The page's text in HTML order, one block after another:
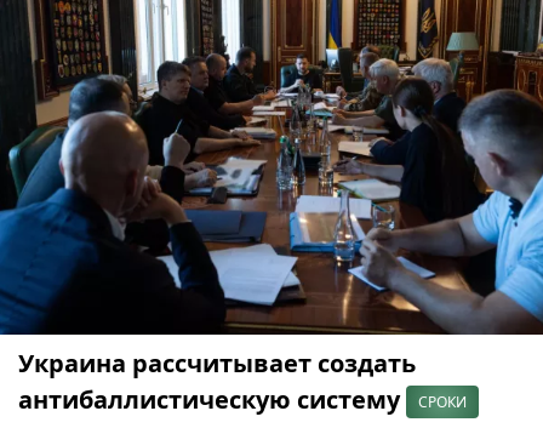
Украина рассчитывает создать
антибаллистическую систему
СРОКИ